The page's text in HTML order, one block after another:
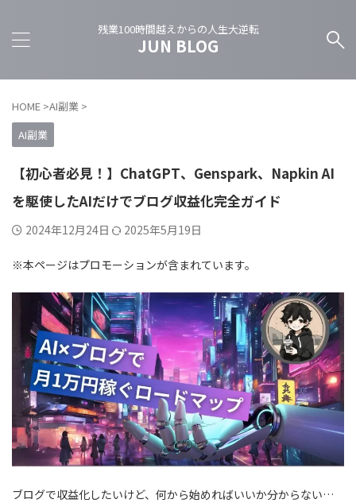
残業100時間越えからの人生大逆転
JUN BLOG
HOME >AI副業 >
AI副業
【初心者必見！】ChatGPT、Genspark、Napkin AI
を駆使したAIだけでブログ収益化完全ガイド
2024年12月24日 2025年5月19日
※本ページはプロモーションが含まれています。
ブログで収益化したいけど、何から始めればいいか分からない…